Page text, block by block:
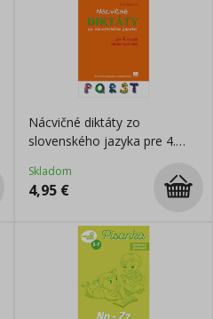
Nácvičné diktáty zo
slovenského jazyka pre 4.
Skladom
4,95 €